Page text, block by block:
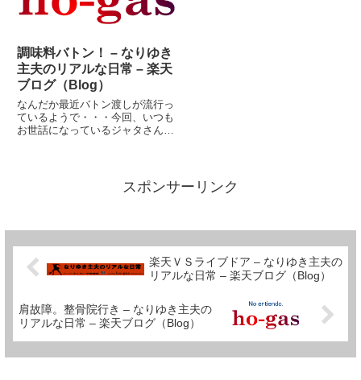
m(_...
調味料バトン！ – なりゆき
主夫のリアルな日常 – 楽天
ブログ（Blog）
なんだか最近バトン渡しが流行っ
ているようで・・・今回、いつも
お世話になっているジャタさんか
に通っている人』 が選択されて
います。(~_~;)ブログラン...スポンサーリンク
楽天ＶＳライブドア – なりゆき主夫の
リアルな日常 – 楽天ブログ（Blog）
肩故障。整骨院行き – なりゆき主夫の
リアルな日常 – 楽天ブログ（Blog）